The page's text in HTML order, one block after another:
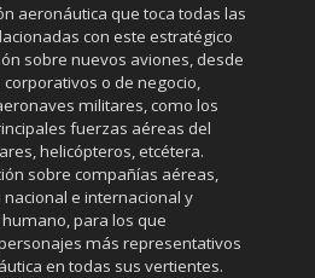
aeronáutica que toca todas las
con este estratégico
sobre nuevos aviones, desde
o de negocio,
militares, como los
fuerzas aéreas del
helicópteros, etcétera.
sobre compañías aéreas,
e internacional y
para los que
más representativos
en todas sus vertientes.